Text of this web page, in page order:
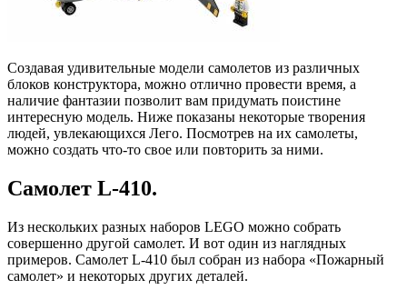
Создавая удивительные модели самолетов из различных
блоков конструктора, можно отлично провести время, а
наличие фантазии позволит вам придумать поистине
интересную модель. Ниже показаны некоторые творения
людей, увлекающихся Лего. Посмотрев на их самолеты,
можно создать что-то свое или повторить за ними.
Самолет L-410.
Из нескольких разных наборов LEGO можно собрать
совершенно другой самолет. И вот один из наглядных
примеров. Самолет L-410 был собран из набора «Пожарный
самолет» и некоторых других деталей.